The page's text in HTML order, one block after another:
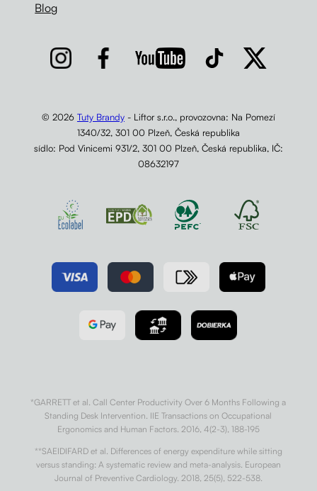
Blog
© 2026 Tuty Brandy- Liftor s.r.o., provozovna: Na Pomezí
1340/32, 301 00 Plzeň, Česká republika
sídlo: Pod Vinicemi 931/2, 301 00 Plzeň, Česká republika, IČ:
08632197
*GARRETT et al. Call Center Productivity Over 6 Months Following a
Standing Desk Intervention. IIE Transactions on Occupational
Ergonomics and Human Factors. 2016, 4(2-3), 188-195
**SAEIDIFARD et al. Differences of energy expenditure while sitting
versus standing: A systematic review and meta-analysis. European
Journal of Preventive Cardiology. 2018, 25(5), 522-538.